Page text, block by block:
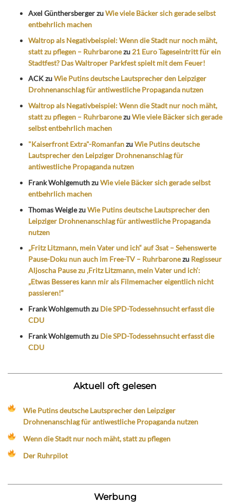
Axel GünthersbergerzuWie viele Bäcker sich gerade selbst
entbehrlich machen
Waltrop als Negativbeispiel: Wenn die Stadt nur noch mäht,
statt zu pflegen – Ruhrbaronezu 21 Euro Tageseintritt für ein
Stadtfest? Das Waltroper Parkfest spielt mit dem Feuer!
ACKzuWie Putins deutsche Lautsprecher den Leipziger
Drohnenanschlag für antiwestliche Propaganda nutzen
Waltrop als Negativbeispiel: Wenn die Stadt nur noch mäht,
statt zu pflegen – RuhrbaronezuWie viele Bäcker sich gerade
selbst entbehrlich machen
"Kaiserfront Extra"-RomanfanzuWie Putins deutsche
Lautsprecher den Leipziger Drohnenanschlag für
antiwestliche Propaganda nutzen
Frank WohlgemuthzuWie viele Bäcker sich gerade selbst
entbehrlich machen
Thomas WeiglezuWie Putins deutsche Lautsprecher den
Leipziger Drohnenanschlag für antiwestliche Propaganda
nutzen
„Fritz Litzmann, mein Vater und ich“ auf 3sat – Sehenswerte
Pause-Doku nun auch im Free-TV – Ruhrbaronezu Regisseur
Aljoscha Pause zu ‚Fritz Litzmann, mein Vater und ich‘:
„Etwas Besseres kann mir als Filmemacher eigentlich nicht
passieren!“
Frank Wohlgemuthzu Die SPD-Todessehnsucht erfasst die
CDU
Frank Wohlgemuthzu Die SPD-Todessehnsucht erfasst die
CDU
Aktuell oft gelesen
Wie Putins deutsche Lautsprecher den Leipziger
Drohnenanschlag für antiwestliche Propaganda nutzen
Wenn die Stadt nur noch mäht, statt zu pflegen
Der Ruhrpilot
Werbung